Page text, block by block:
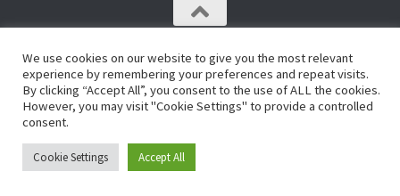
Copyright © Damas Cultural Society
We use cookies on our website to give you the most relevant
experience by remembering your preferences and repeat visits.
By clicking “Accept All”, you consent to the use of ALL the cookies.
However, you may visit "Cookie Settings" to provide a controlled
consent.
Cookie Settings Accept All